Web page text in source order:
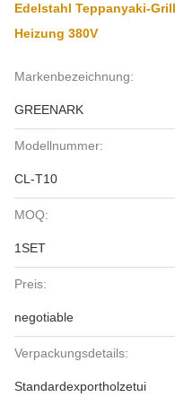
Edelstahl Teppanyaki-
Heizung 380V
Markenbezeichnung:
GREENARK
Modellnummer:
CL-T10
MOQ:
1SET
Preis:
negotiable
Verpackungsdetails:
Standardexportholzetui